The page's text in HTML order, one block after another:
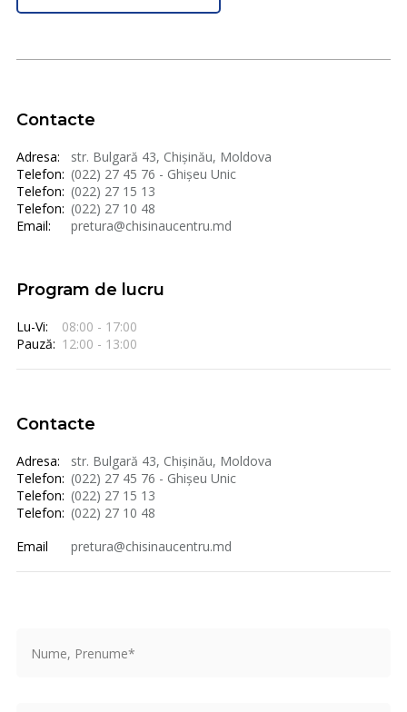
Contacte
Adresa:
str. Bulgară 43, Chișinău, Moldova
Telefon: (022) 27 45 76 - Ghișeu Unic
Telefon: (022) 27 15 13
Telefon: (022) 27 10 48
Email:
pretura@chisinaucentru.md
Program de lucru
Lu-Vi:
08:00 - 17:00
Pauză: 12:00 - 13:00
Contacte
Adresa:
str. Bulgară 43, Chișinău, Moldova
Telefon: (022) 27 45 76 - Ghișeu Unic
Telefon: (022) 27 15 13
Telefon: (022) 27 10 48
Email
pretura@chisinaucentru.md